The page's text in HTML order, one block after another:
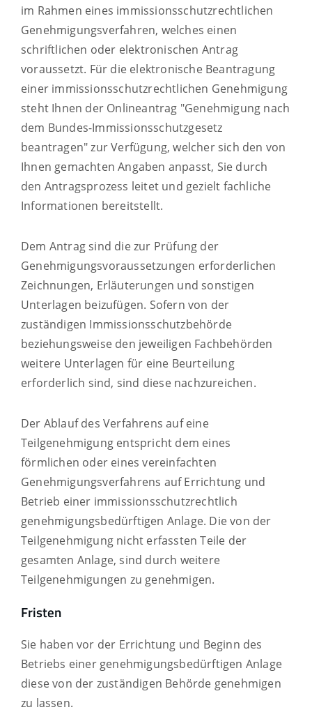
im Rahmen eines immissionsschutzrechtlichen
Genehmigungsverfahren, welches einen
schriftlichen oder elektronischen Antrag
voraussetzt. Für die elektronische Beantragung
einer immissionsschutzrechtlichen Genehmigung
steht Ihnen der Onlineantrag "Genehmigung nach
dem Bundes-Immissionsschutzgesetz
beantragen" zur Verfügung, welcher sich den von
Ihnen gemachten Angaben anpasst, Sie durch
den Antragsprozess leitet und gezielt fachliche
Informationen bereitstellt.
Dem Antrag sind die zur Prüfung der
Genehmigungsvoraussetzungen erforderlichen
Zeichnungen, Erläuterungen und sonstigen
Unterlagen beizufügen. Sofern von der
zuständigen Immissionsschutzbehörde
beziehungsweise den jeweiligen Fachbehörden
weitere Unterlagen für eine Beurteilung
erforderlich sind, sind diese nachzureichen.
Der Ablauf des Verfahrens auf eine
Teilgenehmigung entspricht dem eines
förmlichen oder eines vereinfachten
Genehmigungsverfahrens auf Errichtung und
Betrieb einer immissionsschutzrechtlich
genehmigungsbedürftigen Anlage. Die von der
Teilgenehmigung nicht erfassten Teile der
gesamten Anlage, sind durch weitere
Teilgenehmigungen zu genehmigen.
Fristen
Sie haben vor der Errichtung und Beginn des
Betriebs einer genehmigungsbedürftigen Anlage
diese von der zuständigen Behörde genehmigen
zu lassen.